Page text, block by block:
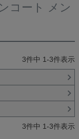
コート メン
3件中 1-3件表示
3件中 1-3件表示